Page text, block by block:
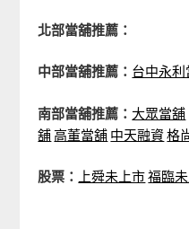
北部當舖推薦：
中部當舖推薦： 台中永利
南部當舖推薦： 大眾當舖
舖高董當舖 中天融資格
股票： 上舜未上市福臨